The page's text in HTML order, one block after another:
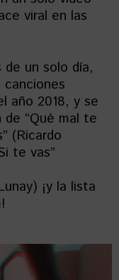
viral en las
un solo día,
año 2018, y se
“Qué mal te
(Ricardo
te vas”
¡y la lista